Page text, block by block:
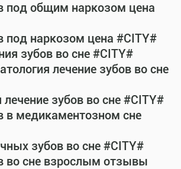
под общим наркозом цена
под наркозом цена #CITY#
зубов во сне #CITY#
лечение зубов во сне
лечение зубов во сне #CITY#
в медикаментозном сне
зубов во сне #CITY#
во сне взрослым отзывы